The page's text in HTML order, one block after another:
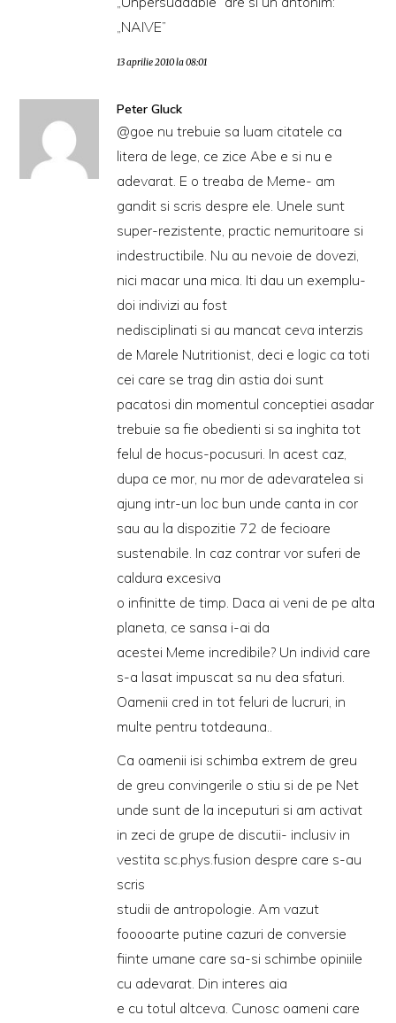
„NAIVE”
13 aprilie 2010 la 08:01
Peter Gluck
@goe nu trebuie sa luam citatele ca
litera de lege, ce zice Abe e si nu e
adevarat. E o treaba de Meme- am
gandit si scris despre ele. Unele sunt
super-rezistente, practic nemuritoare si
indestructibile. Nu au nevoie de dovezi,
nici macar una mica. Iti dau un exemplu-
doi indivizi au fost
nedisciplinati si au mancat ceva interzis
de Marele Nutritionist, deci e logic ca toti
cei care se trag din astia doi sunt
pacatosi din momentul conceptiei asadar
trebuie sa fie obedienti si sa inghita tot
felul de hocus-pocusuri. In acest caz,
dupa ce mor, nu mor de adevaratelea si
ajung intr-un loc bun unde canta in cor
sau au la dispozitie 72 de fecioare
sustenabile. In caz contrar vor suferi de
caldura excesiva
o infinitte de timp. Daca ai veni de pe alta
planeta, ce sansa i-ai da
acestei Meme incredibile? Un individ care
s-a lasat impuscat sa nu dea sfaturi.
Oamenii cred in tot feluri de lucruri, in
multe pentru totdeauna..
Ca oamenii isi schimba extrem de greu
de greu convingerile o stiu si de pe Net
unde sunt de la inceputuri si am activat
in zeci de grupe de discutii- inclusiv in
vestita sc.phys.fusion despre care s-au
scris
studii de antropologie. Am vazut
fooooarte putine cazuri de conversie
fiinte umane care sa-si schimbe opiniile
cu adevarat. Din interes aia
e cu totul altceva. Cunosc oameni care